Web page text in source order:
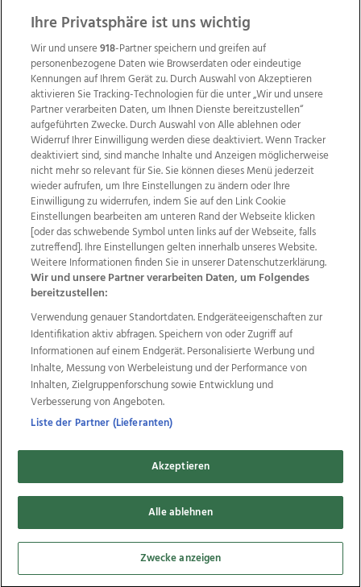
Wir über uns Mediadaten Kontakt
Jobs
Datenschutz
Impressum
AGB Anzeigekunden
AGB Website
Ehrenkodex Politische Werbung
Weitere Angebote des Medienhauses Wimmer
TV1 di-mog-i.at OÖNow
Ischler Woche
Life Radio
OÖNachrichten
OÖN Immobilien
OÖN Karriere
OÖN Reise
Promenaden Galerien
Regionaljobs
wasistlos.at wirtrauern.at
Copyrights © 2026 Tips Zeitungs GmbH & Co KG
developed by
Ihre Privatsphäre ist uns wichtig
Wir und unsere918-Partner speichern und greifen auf
personenbezogene Daten wie Browserdaten oder eindeutige
Kennungen auf Ihrem Gerät zu. Durch Auswahl von Akzeptieren
aktivieren Sie Tracking-Technologien für die unter „Wir und unsere
Partner verarbeiten Daten, um Ihnen Dienste bereitzustellen“
aufgeführten Zwecke. Durch Auswahl von Alle ablehnen oder
Widerruf Ihrer Einwilligung werden diese deaktiviert. Wenn Tracker
deaktiviert sind, sind manche Inhalte und Anzeigen möglicherweise
nicht mehr so relevant für Sie. Sie können dieses Menü jederzeit
wieder aufrufen, um Ihre Einstellungen zu ändern oder Ihre
Einwilligung zu widerrufen, indem Sie auf den Link Cookie
Einstellungen bearbeiten am unteren Rand der Webseite klicken
[oder das schwebende Symbol unten links auf der Webseite, falls
zutreffend]. Ihre Einstellungen gelten innerhalb unseres Website.
Weitere Informationen finden Sie in unserer Datenschutzerklärung.
Wir und unsere Partner verarbeiten Daten, um Folgendes
bereitzustellen:
Verwendung genauer Standortdaten. Endgeräteeigenschaften zur
Identifikation aktiv abfragen. Speichern von oder Zugriff auf
Informationen auf einem Endgerät. Personalisierte Werbung und
Inhalte, Messung von Werbeleistung und der Performance von
Inhalten, Zielgruppenforschung sowie Entwicklung und
Verbesserung von Angeboten.
Liste der Partner (Lieferanten)
Akzeptieren
Alle ablehnen
Zwecke anzeigen